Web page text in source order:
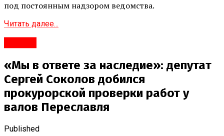
под постоянным надзором ведомства.
Читать далее...
«Мы в ответе за наследие»: депутат
Сергей Соколов добился
прокурорской проверки работ у
валов Переславля
Published